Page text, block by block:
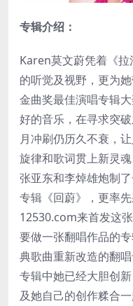
专辑介绍：
Karen莫文蔚凭着《
的听觉及视野，更为
金曲奖最佳演唱专辑
好的音乐，在寻求突
月冲刷仍历久不衰，
旋律和歌词贯上新灵
张亚东和李焯雄炮制
专辑《回蔚》，更率
12530.com来首发这张
要做一张翻唱作品的
典歌曲重新改造的翻
专辑中她已经大胆创
及她自己的创作糅合